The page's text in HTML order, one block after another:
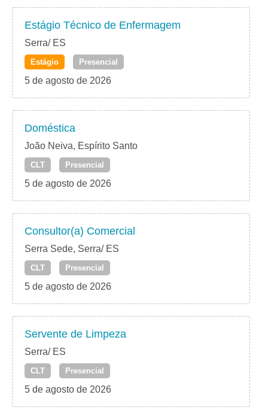
Estágio Técnico de Enfermagem
Serra/ ES
Estágio Presencial
5 de agosto de 2026
Doméstica
João Neiva, Espírito Santo
CLT Presencial
5 de agosto de 2026
Consultor(a) Comercial
Serra Sede, Serra/ ES
CLT Presencial
5 de agosto de 2026
Servente de Limpeza
Serra/ ES
CLT Presencial
5 de agosto de 2026